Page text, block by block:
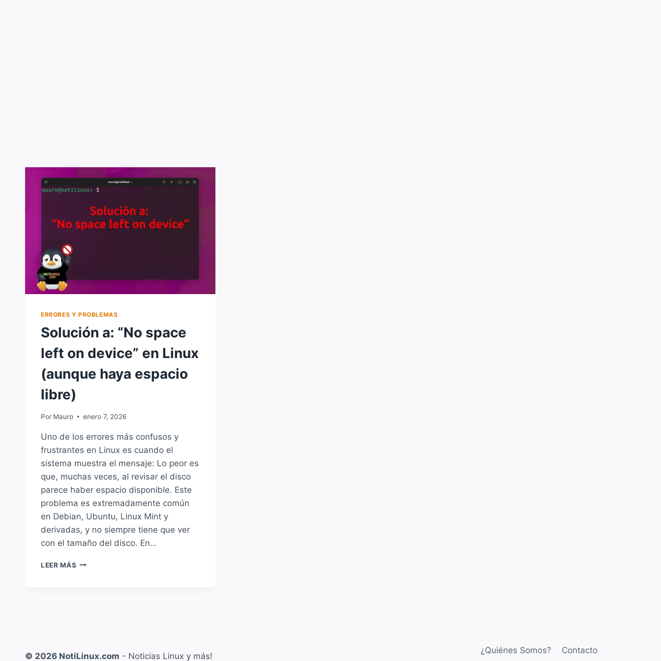
ERRORES Y PROBLEMAS
Solución a: “No space
left on device” en Linux
(aunque haya espacio
libre)
Por Mauro enero 7, 2026
Uno de los errores más confusos y
frustrantes en Linux es cuando el
sistema muestra el mensaje: Lo peor es
que, muchas veces, al revisar el disco
parece haber espacio disponible. Este
problema es extremadamente común
en Debian, Ubuntu, Linux Mint y
derivadas, y no siempre tiene que ver
con el tamaño del disco. En…
LEER MÁS SOLUCIÓN
(AUNQUE
© 2026 NotiLinux.com - Noticias Linux y más!
¿Quiénes Somos? Contacto